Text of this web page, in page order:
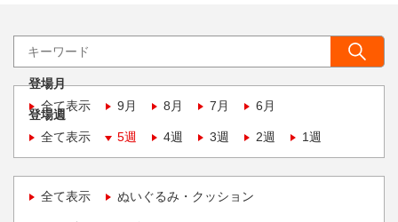
登場月
全て表示
9月 8月 7月 6月
登場週
全て表示
5週 4週 3週 2週 1週
全て表示 ぬいぐるみ・クッション